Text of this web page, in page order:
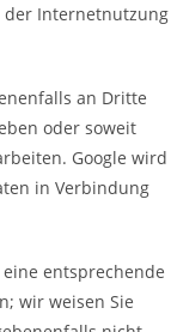
Internetnutzung
an Dritte
oder soweit
Google wird
in Verbindung
entsprechende
wir weisen Sie